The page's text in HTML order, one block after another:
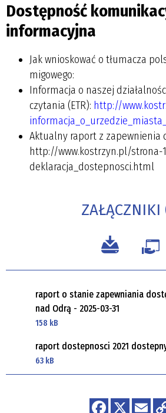
Dostępność
informacyjna
Jak wnioskować o tłumacza
migowego:
Informacja o naszej
czytania (ETR): http://
Aktualny raport z zapewnienia
http://www.kostrzyn.pl/strona-
deklaracja_dostepnosci.html
ZAŁĄCZNIKI
raport o stanie zapewniania
nad Odrą - 2025-03-31
158 kB
raport dostepnosci 2021
63 kB